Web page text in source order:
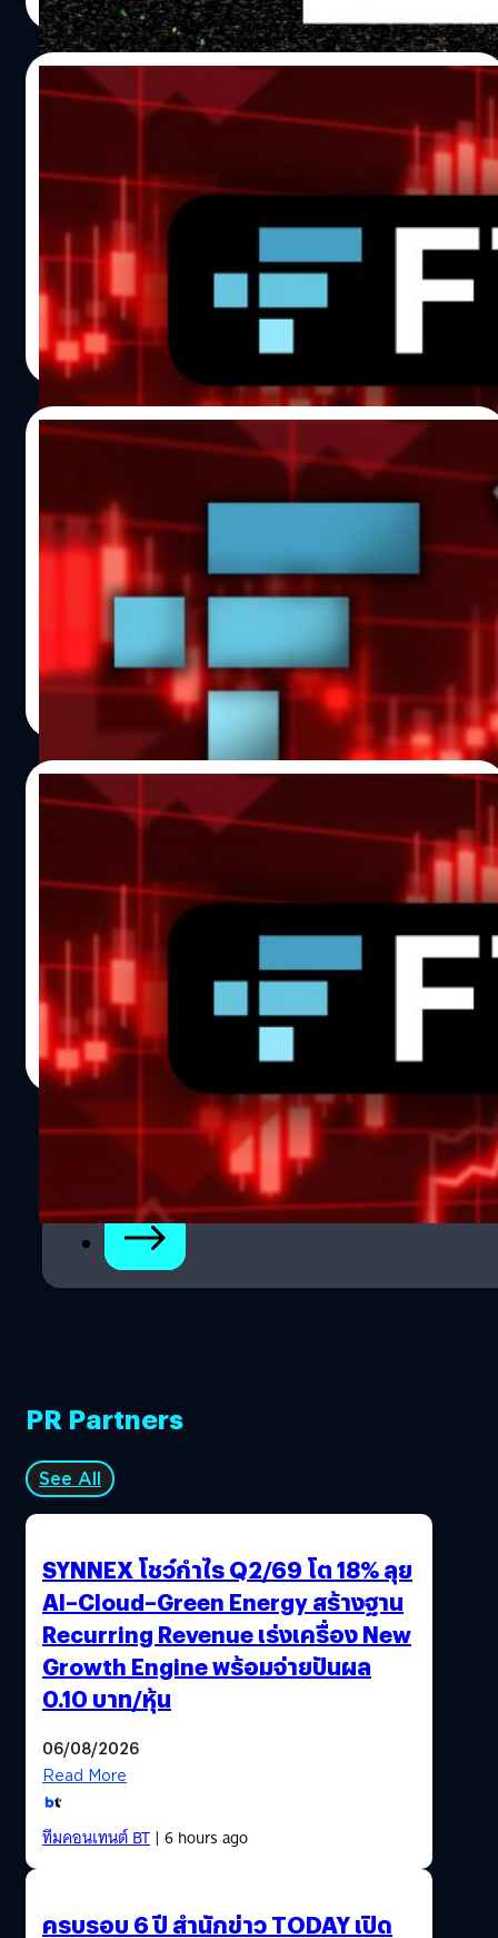
21/11/2022
FTX เป็นหนี้เกือบ 111,200 ล้านบาท ใน 50 เจ้า
19 พฤศจิกายน FTX แพลตฟอร์มซื้อขายคริปโทยักษ์ใหญ่ที่พึ่ง
ยื่นขอพิทักษ์ทรัพย์โดยเข้าไปอยู่ในความคุ้มครองการล้ม
ละลายในสหรัฐฯ ตามกฎหมาย Chapter 11 bankruptcy
protection เปิดเผยว่าได้เป็นหนี้ใน 50 เจ้าหนี้รายใหญ่ที่สุด
เกือบ 3,100 ล้านเหรียญสหรัฐฯ (111,200 ล้านบาท) โดย
เฉพาะเจ้าหนี้ 10 อันดับแรกก็ปาเข้าไปประมาณ 1,450 ล้าน
เหรียญสหรัฐฯ (52,100 ล้านบาท) แต่ไม่ได้เปิดเผยรายชื่อเจ้า
หนี้ให้ทราบ
ศิลา วงศ์เจริญ| 1354 days ago
Read More
17/11/2022
ยื้อไม่ไหว! ผู้ก่อตั้ง FTX เร่ขอเงินจากนายทุน
เพื่อช่วยบริษัท แต่ไม่มีใครช่วย ก่อนยื่นล้ม
ละลาย
16 พฤศจิกายน 2022 มีรายงานว่าก่อนหน้าการล้มละลายอง
FTX แซม แบงก์แมน-ฟรายด์ (Sam Bankman-Fried) ผู้ก่อตั้ง
บริษัทได้ติดต่อขอความช่วยเหลือทางการเงินจากนายทุน
มากมาย เพื่อหาเงินจำนวน 7,000 ล้านเหรียญ (ราว 250,000
ล้านบาท) มาสำหรับกองทุนฉุกเฉินเพื่อช่วยเหลือบริษัท แต่ไม่
สำเร็จ
ศิวกร ปล้องใหม| 1358 days ago
17/11/2022
BlockFi, Gemini, Genesis ผู้ได้รับผลกระทบ
สำนักข่าว The Wall Street Journal อ้างแหล่งข่าวคนวงในว่า
BlockFi ผู้ให้บริการกู้ยืมคริปโทกำลังเตรียมยื่นขอล้มละลาย
และยอมรับว่าได้รับผลกระทบอย่างมากจากการล่มสลายของ
FTX ซึ่งขณะนี้กำลังมีแผนที่จะปลดพนักงานด้วย ทั้งหมดเกิด
ขึ้นหลังจากได้ระงับการถอนเงินชั่วคราวและจำกัดการใช้งาน
ต่าง ๆ บนแพลตฟอร์มเมื่อสัปดาห์ที่ผ่านมา อีกทั้งได้ส่ง
จดหมายถึงลูกค้าว่าไม่สามารถดำเนินธุรกิจตามปกติได้อีกต่อ
ศิลา วงศ์เจริญ| 1358 days ago
Read More
2
PR Partners
See All
SYNNEX โชว์กำไร Q2/69 โต 18% ลุย
AI–Cloud–Green Energy สร้างฐาน
Recurring Revenue เร่งเครื่อง New
Growth Engine พร้อมจ่ายปันผล
0.10 บาท/หุ้น
06/08/2026
Read More
ทีมคอนเทนต์ BT| 6 hours ago
ครบรอบ 6 ปี สำนักข่าว TODAY เปิด